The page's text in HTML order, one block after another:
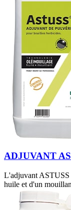
ADJUVANT
L'adjuvant ASTUSS
huile et d'un